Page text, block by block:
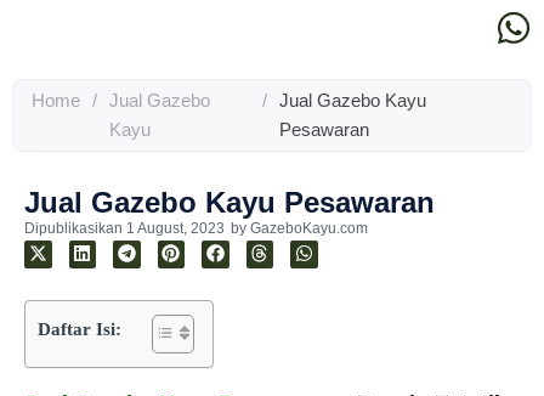
Home / Jual Gazebo
Kayu
/
Jual Gazebo Kayu
Pesawaran
Jual Gazebo Kayu Pesawaran
Dipublikasikan 1 August, 2023 by GazeboKayu.com
Daftar Isi: